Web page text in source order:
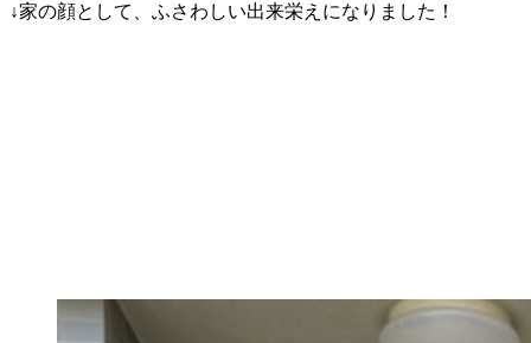
↓家の顔として、ふさわしい出来栄えになりました！